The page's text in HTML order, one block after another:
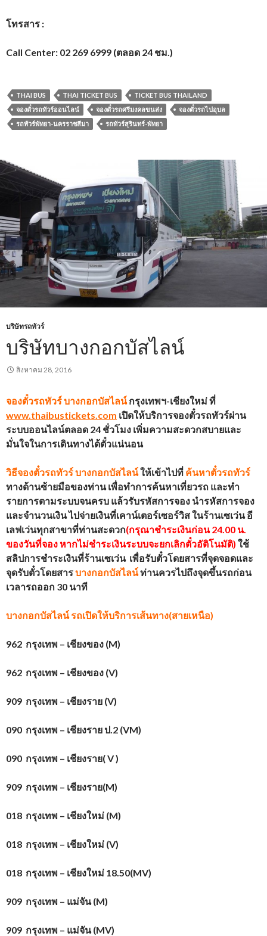
โทรสาร :
Call Center: 02 269 6999 (ตลอด 24 ชม.)
THAI BUS THAI TICKET BUS
TICKET BUS THAILAND
จองตั๋วรถทัวร์ออนไลน์
จองตั๋วรถศรีมงคลขนส่ง
จองตั๋วรถไปอุบล
รถทัวร์พัทยา-นครราชสีมา
รถทัวร์สุรินทร์-พัทยา
บริษัทรถทัวร์
บริษัทบางกอกบัสไลน์
สิงหาคม 28, 2016
จองตั๋วรถทัวร์บางกอกบัสไลน์กรุงเทพฯ-เชียงใหม่ ที่
www.thaibustickets.com เปิดให้บริการจองตั๋วรถทัวร์ผ่าน
ระบบออนไลน์ตลอด 24 ชั่วโมง เพิ่มความสะดวกสบายและ
มั่นใจในการเดินทางได้ตั๋วแน่นอน
วิธีจองตั๋วรถทัวร์บางกอกบัสไลน์ให้เข้าไปที่ ค้นหาตั๋วรถทัวร์
ทางด้านซ้ายมือของท่าน เพื่อทำการค้นหาเที่ยวรถ และทำ
รายการตามระบบจนครบ แล้วรับรหัสการจอง นำรหัสการจอง
และจำนวนเงิน ไปจ่ายเงินที่เคาน์เตอร์เซอร์วิส ในร้านเซเว่น อี
เลฟเว่นทุกสาขาที่ท่านสะดวก(กรุณาชำระเงินก่อน 24.00 น.
ของวันที่จอง หากไม่ชำระเงินระบบจะยกเลิกตั๋วอัติโนมัติ) ใช้
สลิปการชำระเงินที่ร้านเซเว่น เพื่อรับตั๋วโดยสารที่จุดจอดและ
จุดรับตั๋วโดยสารบางกอกบัสไลน์ท่านควรไปถึงจุดขึ้นรถก่อน
เวลารถออก 30 นาที
บางกอกบัสไลน์รถเปิดให้บริการเส้นทาง(สายเหนือ)
962 กรุงเทพ – เชียงของ (M)
962 กรุงเทพ – เชียงของ (V)
909 กรุงเทพ – เชียงราย (V)
090 กรุงเทพ – เชียงราย ป.2 (VM)
090 กรุงเทพ – เชียงราย(V )
909 กรุงเทพ – เชียงราย(M)
018 กรุงเทพ – เชียงใหม่ (M)
018 กรุงเทพ – เชียงใหม่ (V)
018 กรุงเทพ – เชียงใหม่ 18.50(MV)
909 กรุงเทพ – แม่จัน (M)
909 กรุงเทพ – แม่จัน (MV)